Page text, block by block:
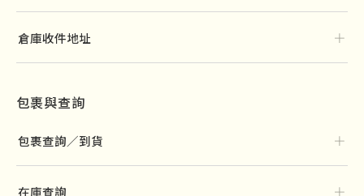
倉庫收件地址 ＋
包裹與查詢
包裹查詢／到貨 ＋
在庫查詢 ＋